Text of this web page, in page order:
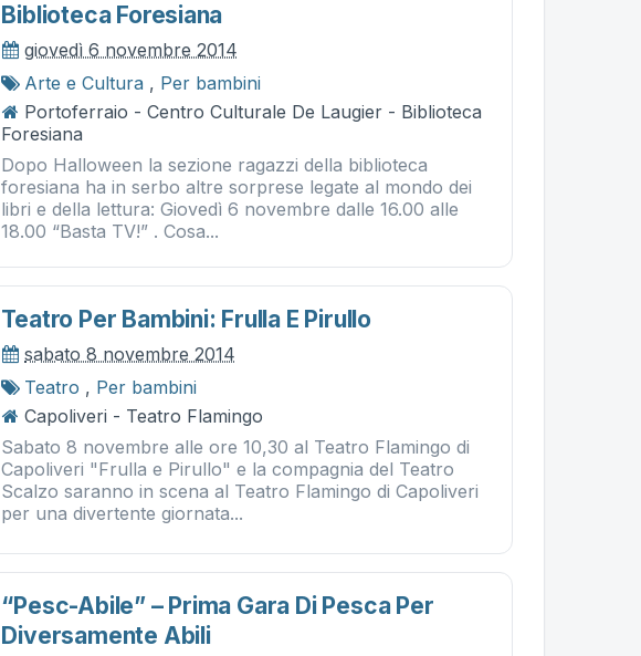
Biblioteca Foresiana
giovedì 6 novembre 2014
Arte e Cultura , Per bambini
Portoferraio - Centro Culturale De Laugier - Biblioteca
Foresiana
Dopo Halloween la sezione ragazzi della biblioteca
foresiana ha in serbo altre sorprese legate al mondo dei
libri e della lettura: Giovedì 6 novembre dalle 16.00 alle
18.00 “Basta TV!” . Cosa...
Teatro Per Bambini: Frulla E Pirullo
sabato 8 novembre 2014
Teatro , Per bambini
Capoliveri - Teatro Flamingo
Sabato 8 novembre alle ore 10,30 al Teatro Flamingo di
Capoliveri "Frulla e Pirullo" e la compagnia del Teatro
Scalzo saranno in scena al Teatro Flamingo di Capoliveri
per una divertente giornata...
“pesc-Abile” – Prima Gara Di Pesca Per
Diversamente Abili